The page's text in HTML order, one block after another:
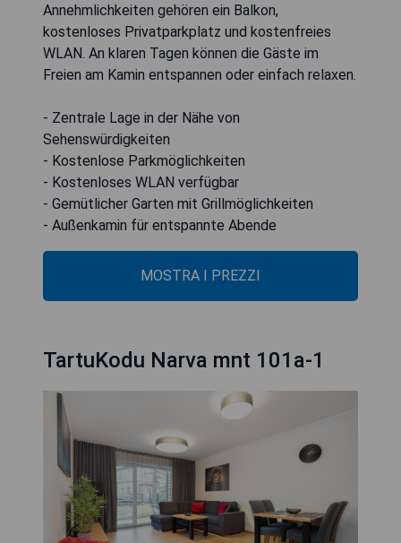
Annehmlichkeiten gehören ein Balkon,
kostenloses Privatparkplatz und kostenfreies
WLAN. An klaren Tagen können die Gäste im
Freien am Kamin entspannen oder einfach relaxen.
- Zentrale Lage in der Nähe von
Sehenswürdigkeiten
- Kostenlose Parkmöglichkeiten
- Kostenloses WLAN verfügbar
- Gemütlicher Garten mit Grillmöglichkeiten
- Außenkamin für entspannte Abende
MOSTRA I PREZZI
TartuKodu Narva mnt 101a-1